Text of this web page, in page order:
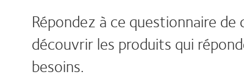
Répondez à ce questionnaire
découvrir les produits qui
besoins.